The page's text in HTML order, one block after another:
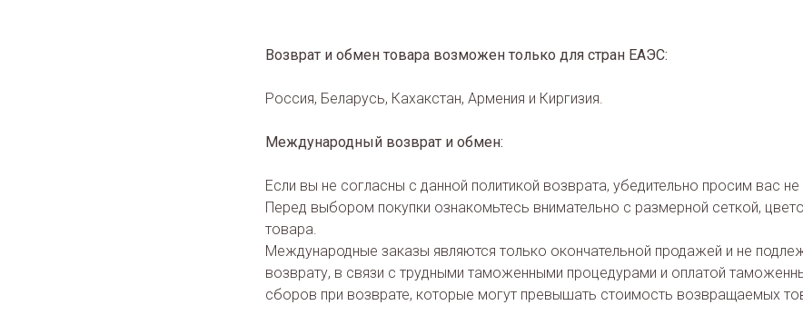
Возврат и обмен товара возможен только для стран ЕАЭС:
Россия, Беларусь, Кахакстан, Армения и Киргизия.
Международный возврат и обмен:
Если вы не согласны с данной политикой возврата, убедительно просим вас
Перед выбором покупки ознакомьтесь внимательно с размерной сеткой,
товара.
Международные заказы являются только окончательной продажей и не
возврату, в связи с трудными таможенными процедурами и оплатой
сборов при возврате, которые могут превышать стоимость возвращаемых